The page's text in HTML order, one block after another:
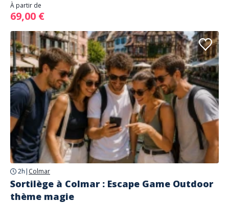
À partir de
69,00 €
2h | Colmar
Sortilège à Colmar : Escape Game Outdoor
thème magie